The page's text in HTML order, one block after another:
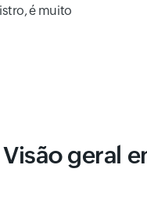
é muito
geral